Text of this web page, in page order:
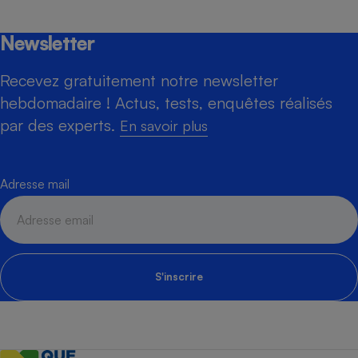
Newsletter
Recevez gratuitement notre newsletter
hebdomadaire ! Actus, tests, enquêtes réalisés
par des experts. En savoir plus
Adresse mail
S'inscrire